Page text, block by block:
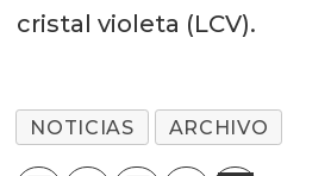
cristal violeta (LCV).
NOTICIAS ARCHIVO